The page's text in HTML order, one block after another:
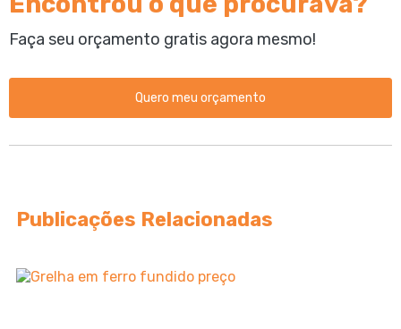
Faça seu orçamento gratis agora mesmo!
Quero meu orçamento
Publicações Relacionadas